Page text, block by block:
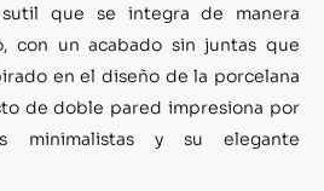
que se integra de manera
con un acabado sin juntas que
en el diseño de la porcelana
de doble pared impresiona por
minimalistas y su elegante